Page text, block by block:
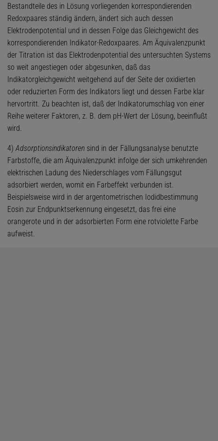
Bestandteile des in Lösung vorliegenden korrespondierenden
Redoxpaares ständig ändern, ändert sich auch dessen
Elektrodenpotential und in dessen Folge das Gleichgewicht des
korrespondierenden Indikator-Redoxpaares. Am Äquivalenzpunkt
der Titration ist das Elektrodenpotential des untersuchten Systems
so weit angestiegen oder abgesunken, daß das
Indikatorgleichgewicht weitgehend auf der Seite der oxidierten
oder reduzierten Form des Indikators liegt und dessen Farbe klar
hervortritt. Zu beachten ist, daß der Indikatorumschlag von einer
Reihe weiterer Faktoren, z. B. dem pH-Wert der Lösung, beeinflußt
wird.
4)Adsorptionsindikatoren sind in der Fällungsanalyse benutzte
Farbstoffe, die am Äquivalenzpunkt infolge der sich umkehrenden
elektrischen Ladung des Niederschlages vom Fällungsgut
adsorbiert werden, womit ein Farbeffekt verbunden ist.
Beispielsweise wird in der argentometrischen Iodidbestimmung
Eosin zur Endpunktserkennung eingesetzt, das frei eine
orangerote und in der adsorbierten Form eine rotviolette Farbe
aufweist.